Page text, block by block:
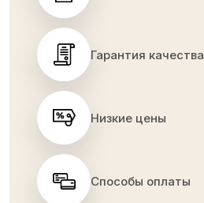
Гарантия качества
Низкие цены
Способы оплаты